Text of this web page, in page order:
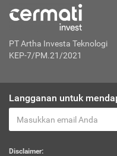
PT Artha Investa Teknologi
KEP-7/PM.21/2021
Langganan untuk
Disclaimer: